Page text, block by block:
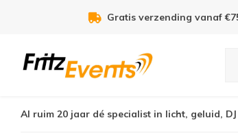
Voor 21:00u besteld, zelfde
Al ruim 20 jaar dé specialist in licht, geluid,